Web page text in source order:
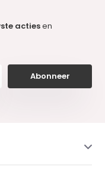
actiesen
Abonneer